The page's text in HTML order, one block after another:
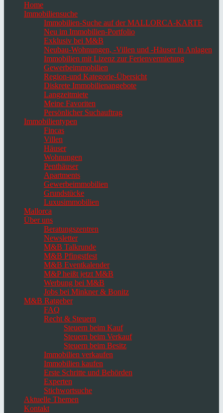
Home
Immobiliensuche
Immobilien-Suche auf der MALLORCA-KARTE
Neu im Immobilien-Portfolio
Exklusiv bei M&B
Neubau-Wohnungen, -Villen und -Häuser in Anlagen
Immobilien mit Lizenz zur Ferienvermietung
Gewerbeimmobilien
Region-und Kategorie-Übersicht
Diskrete Immobilienangebote
Langzeitmiete
Meine Favoriten
Persönlicher Suchauftrag
Immobilientypen
Fincas
Villen
Häuser
Wohnungen
Penthäuser
Apartments
Gewerbeimmobilien
Grundstücke
Luxusimmobilien
Mallorca
Über uns
Beratungszentren
Newsletter
M&B Talkrunde
M&B Pfingstfest
M&B Eventkalender
M&P heißt jetzt M&B
Werbung bei M&B
Jobs bei Minkner & Bonitz
M&B Ratgeber
FAQ
Recht & Steuern
Steuern beim Kauf
Steuern beim Verkauf
Steuern beim Besitz
Immobilien verkaufen
Immobilien kaufen
Erste Schritte und Behörden
Experten
Stichwortsuche
Aktuelle Themen
Kontakt